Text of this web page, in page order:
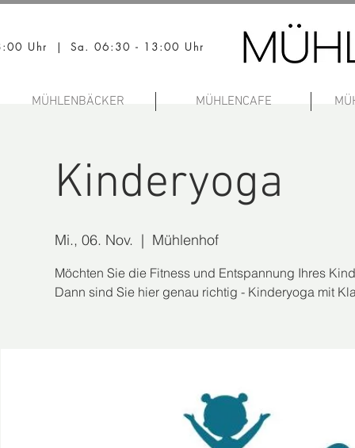
Uhr | Sa. 06:30 - 13:00 Uhr
MÜHLENBÄCKER MÜHLENCAFE
Kinderyoga
Mi., 06. Nov.
  |
Mühlenhof
Möchten Sie die Fitness und Entspannung Ihres
Dann sind Sie hier genau richtig - Kinderyoga mit